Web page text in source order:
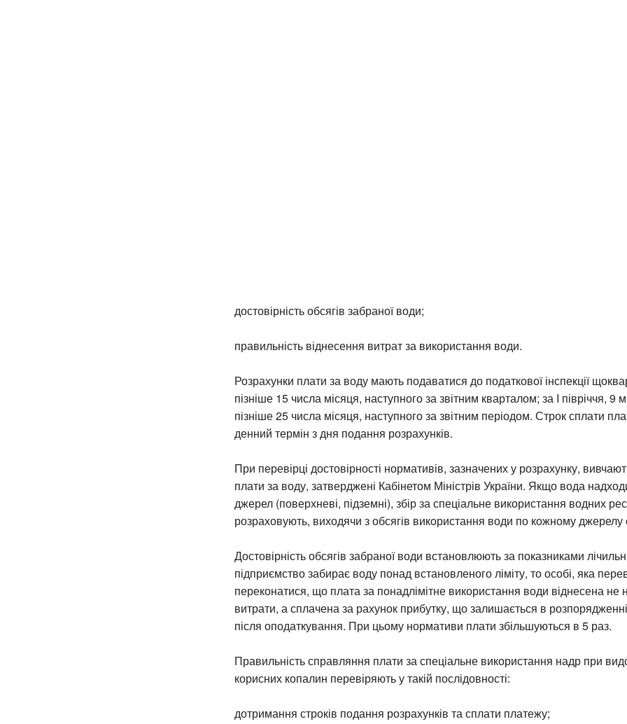
достовірність обсягів забраної води;
правильність віднесення витрат за використання води.
Розрахунки плати за воду мають подаватися до податкової інспекції
пізніше 15 числа місяця, наступного за звітним кварталом; за I півріччя, 9
пізніше 25 числа місяця, наступного за звітним періодом. Строк сплати
денний термін з дня подання розрахунків.
При перевірці достовірності нормативів, зазначених у розрахунку,
плати за воду, затверджені Кабінетом Міністрів України. Якщо вода
джерел (поверхневі, підземні), збір за спеціальне використання водних
розраховують, виходячи з обсягів використання води по кожному джерелу
Достовірність обсягів забраної води встановлюють за показниками
підприємство забирає воду понад встановленого ліміту, то особі, яка
переконатися, що плата за понадлімітне використання води віднесена не
витрати, а сплачена за рахунок прибутку, що залишається в
після оподаткування. При цьому нормативи плати збільшуються в 5 раз.
Правильність справляння плати за спеціальне використання надр при
корисних копалин перевіряють у такій послідовності:
дотримання строків подання розрахунків та сплати платежу;